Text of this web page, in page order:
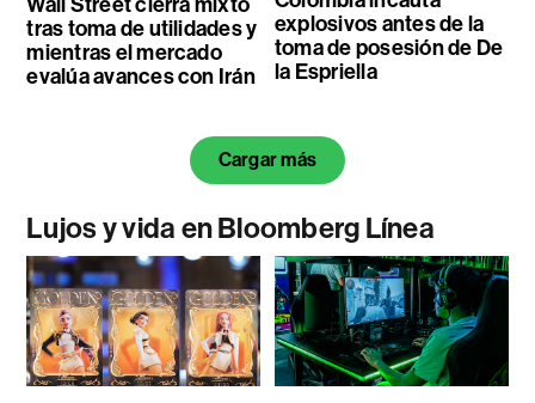
tras toma de utilidades y
mientras el mercado
evalúa avances con Irán
explosivos antes de la
toma de posesión de De
la Espriella
Cargar más
Lujos y vida en Bloomberg Línea